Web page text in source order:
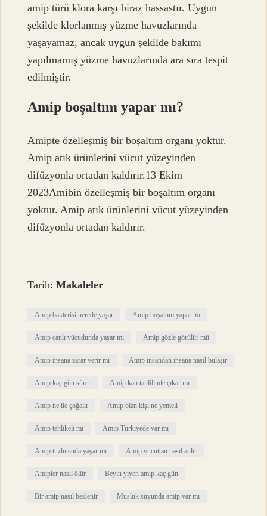
amip türü klora karşı biraz hassastır. Uygun
şekilde klorlanmış yüzme havuzlarında
yaşayamaz, ancak uygun şekilde bakımı
yapılmamış yüzme havuzlarında ara sıra tespit
edilmiştir.
Amip boşaltım yapar mı?
Amipte özelleşmiş bir boşaltım organı yoktur.
Amip atık ürünlerini vücut yüzeyinden
difüzyonla ortadan kaldırır.13 Ekim
2023Amibin özelleşmiş bir boşaltım organı
yoktur. Amip atık ürünlerini vücut yüzeyinden
difüzyonla ortadan kaldırır.
Tarih:Makaleler
Amip bakterisi nerede yaşar Amip boşaltım yapar mı
Amip canlı vücudunda yaşar mı Amip gözle görülür mü
Amip insana zarar verir mi Amip insandan insana nasıl bulaşır
Amip kaç gün sürer Amip kan tahlilinde çıkar mı
Amip ne ile çoğalır Amip olan kişi ne yemeli
Amip tehlikeli mi Amip Türkiyede var mı
Amip tuzlu suda yaşar mı Amip vücuttan nasıl atılır
Amipler nasıl ölür Beyin yiyen amip kaç gün
Bir amip nasıl beslenir Musluk suyunda amip var mı